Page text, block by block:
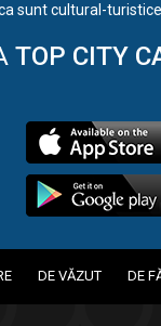
sunt cultural-
TOP CITY
DE VĂZUT DE